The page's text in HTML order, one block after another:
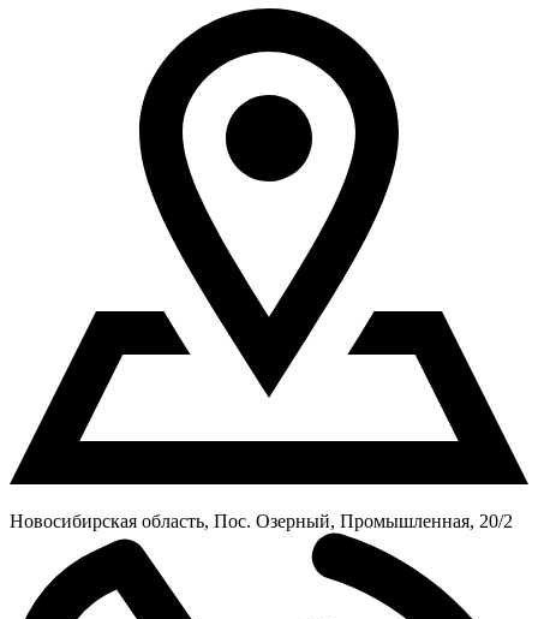
Новосибирская область, Пос. Озерный, Промышленная, 20/2